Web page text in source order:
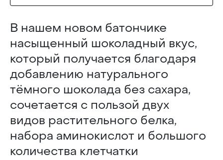
В нашем новом батончике
насыщенный шоколадный вкус,
который получается благодаря
добавлению натурального
тёмного шоколада без сахара,
сочетается с пользой двух
видов растительного белка,
набора аминокислот и большого
количества клетчатки